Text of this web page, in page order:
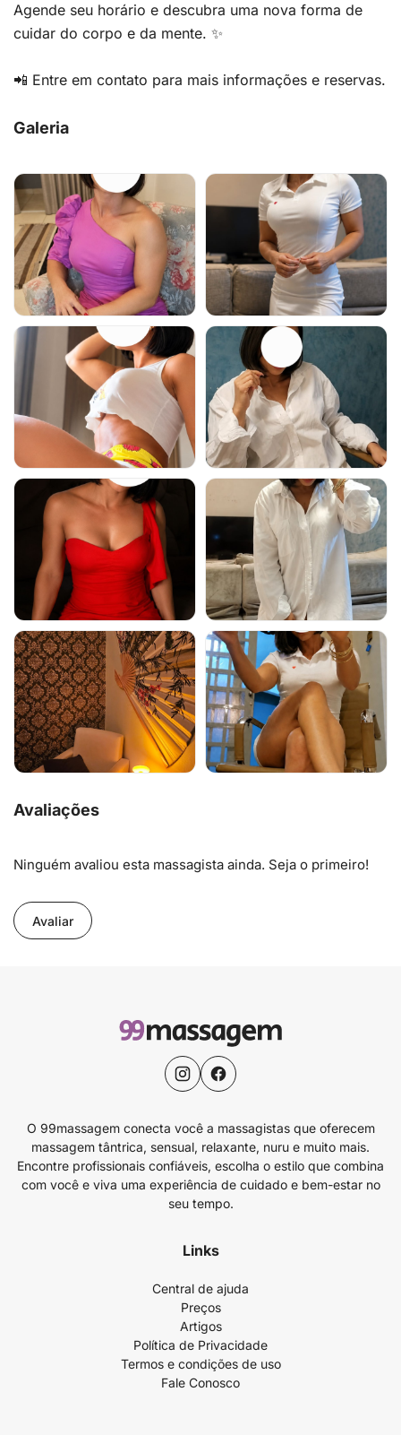
Agende seu horário e descubra uma nova forma de
cuidar do corpo e da mente. ✨
📲 Entre em contato para mais informações e reservas.
Galeria
Avaliações
Ninguém avaliou esta massagista ainda. Seja o primeiro!
Avaliar
O 99massagem conecta você a massagistas que oferecem
massagem tântrica, sensual, relaxante, nuru e muito mais.
Encontre profissionais confiáveis, escolha o estilo que combina
com você e viva uma experiência de cuidado e bem-estar no
seu tempo.
Links
Central de ajuda
Preços
Artigos
Política de Privacidade
Termos e condições de uso
Fale Conosco